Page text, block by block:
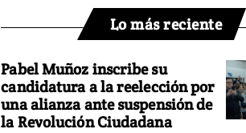
Lo más reciente
Pabel Muñoz inscribe su
candidatura a la reelección por
una alianza ante suspensión de
la Revolución Ciudadana